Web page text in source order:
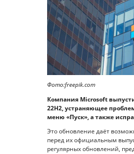
Фото:freepik.com
Компания Microsoft
22H2, устраняющее
меню «Пуск», а также
Это обновление даёт
перед их официальным
регулярных обновлений,